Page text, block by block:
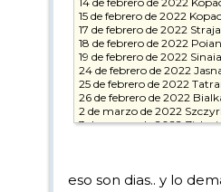
15 de febrero de 2022
17 de febrero de 2022
18 de febrero de 2022
19 de febrero de 2022
24 de febrero de 2022
25 de febrero de 2022
26 de febrero de 2022
2 de marzo de 2022
3 de marzo de 2022
11 de marzo de 2022
eso son dias.. y lo